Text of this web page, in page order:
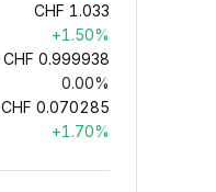
CHF 1.033
+1.50%
CHF 0.999938
0.00%
CHF 0.070285
+1.70%